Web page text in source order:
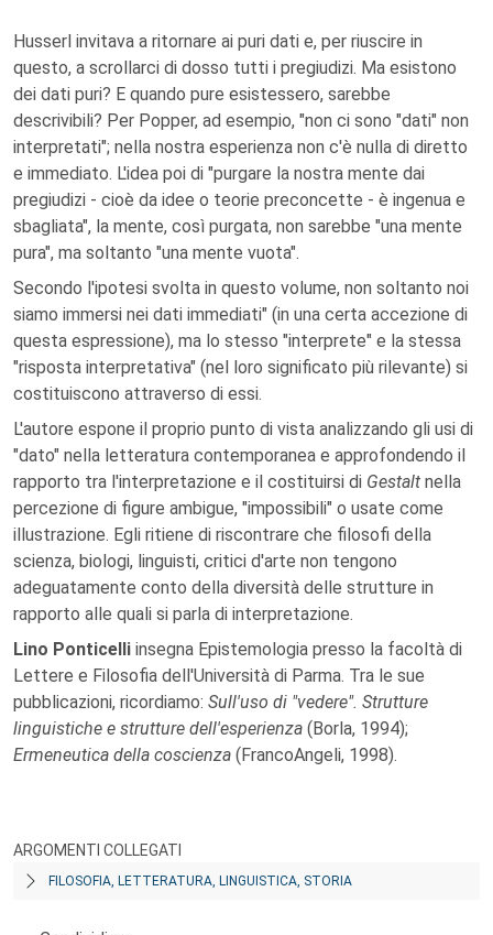
Husserl invitava a ritornare ai puri dati e, per riuscire in
questo, a scrollarci di dosso tutti i pregiudizi. Ma esistono
dei dati puri? E quando pure esistessero, sarebbe
descrivibili? Per Popper, ad esempio, "non ci sono "dati" non
interpretati"; nella nostra esperienza non c'è nulla di diretto
e immediato. L'idea poi di "purgare la nostra mente dai
pregiudizi - cioè da idee o teorie preconcette - è ingenua e
sbagliata", la mente, così purgata, non sarebbe "una mente
pura", ma soltanto "una mente vuota".
Secondo l'ipotesi svolta in questo volume, non soltanto noi
siamo immersi nei dati immediati" (in una certa accezione di
questa espressione), ma lo stesso "interprete" e la stessa
"risposta interpretativa" (nel loro significato più rilevante) si
costituiscono attraverso di essi.
L'autore espone il proprio punto di vista analizzando gli usi di
"dato" nella letteratura contemporanea e approfondendo il
rapporto tra l'interpretazione e il costituirsi di Gestalt nella
percezione di figure ambigue, "impossibili" o usate come
illustrazione. Egli ritiene di riscontrare che filosofi della
scienza, biologi, linguisti, critici d'arte non tengono
adeguatamente conto della diversità delle strutture in
rapporto alle quali si parla di interpretazione.
Lino Ponticelli insegna Epistemologia presso la facoltà di
Lettere e Filosofia dell'Università di Parma. Tra le sue
pubblicazioni, ricordiamo: Sull'uso di "vedere". Strutture
linguistiche e strutture dell'esperienza (Borla, 1994);
Ermeneutica della coscienza (FrancoAngeli, 1998).
ARGOMENTI COLLEGATI
FILOSOFIA, LETTERATURA, LINGUISTICA, STORIA